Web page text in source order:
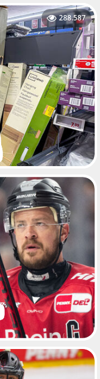
288.587